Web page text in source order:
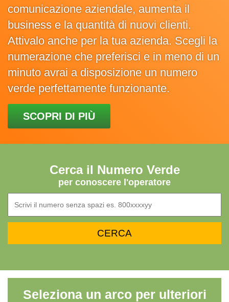
comunicazione aziendale, aumenta il
business e la quantità di nuovi clienti.
Attivalo anche per la tua azienda. Scegli la
numerazione che preferisci e in meno di un
minuto avrai a disposizione un numero
verde perfettamente funzionante.
SCOPRI DI PIÙ
Cerca il Numero Verde
per conoscere l'operatore
Seleziona un arco per ulteriori